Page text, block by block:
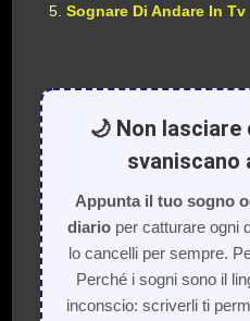
Sognare Di Andare In Tv
🌙 Non
svaniscano
Appunta il tuo sogno
diarioper catturare ogni
lo cancelli per sempre.
Perché i sogni sono il
inconscio: scriverli ti